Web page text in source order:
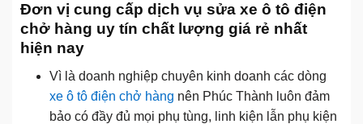
Đơn vị cung cấp dịch vụ sửa xe ô tô điện
chở hàng uy tín chất lượng giá rẻ nhất
hiện nay
Vì là doanh nghiệp chuyên kinh doanh các dòng
xe ô tô điện chở hàng nên Phúc Thành luôn đảm
bảo có đầy đủ mọi phụ tùng, linh kiện lẫn phụ kiện